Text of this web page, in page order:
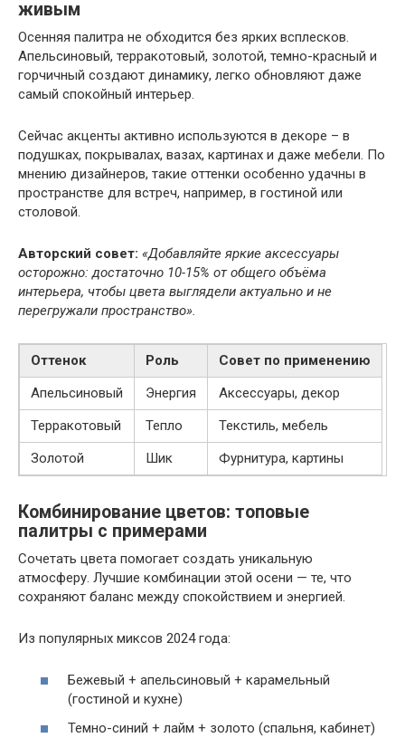
живым
Осенняя палитра не обходится без ярких всплесков.
Апельсиновый, терракотовый, золотой, темно-красный и
горчичный создают динамику, легко обновляют даже
самый спокойный интерьер.
Сейчас акценты активно используются в декоре – в
подушках, покрывалах, вазах, картинах и даже мебели. По
мнению дизайнеров, такие оттенки особенно удачны в
пространстве для встреч, например, в гостиной или
столовой.
Авторский совет: «Добавляйте яркие аксессуары
осторожно: достаточно 10-15% от общего объёма
интерьера, чтобы цвета выглядели актуально и не
перегружали пространство».
Оттенок Роль
Совет по применению
Апельсиновый
Энергия
Аксессуары, декор
Терракотовый
Тепло
Текстиль, мебель
Золотой
Шик Фурнитура, картины
Комбинирование цветов: топовые
палитры с примерами
Сочетать цвета помогает создать уникальную
атмосферу. Лучшие комбинации этой осени — те, что
сохраняют баланс между спокойствием и энергией.
Из популярных миксов 2024 года:
Бежевый + апельсиновый + карамельный
(гостиной и кухне)
Темно-синий + лайм + золото (спальня, кабинет)